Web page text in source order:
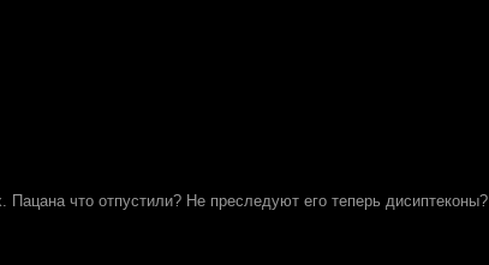
что отпустили? Не преследуют его теперь дисиптеконы?